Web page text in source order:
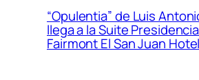
“Opulentia” de Luis
llega a la Suite
Fairmont El San Juan Hotel